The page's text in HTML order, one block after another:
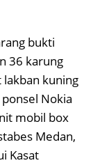
bukti
36 karung
kuning
Nokia
mobil box
Medan,
Kasat